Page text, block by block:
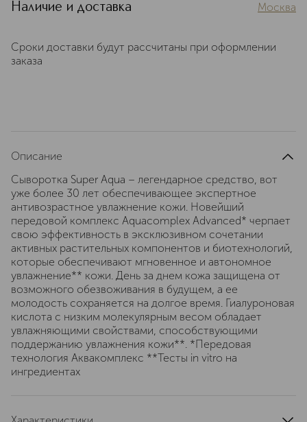
Наличие и доставка Москва
Сроки доставки будут рассчитаны при оформлении
заказа
Описание
Сыворотка Super Aqua – легендарное средство, вот
уже более 30 лет обеспечивающее экспертное
антивозрастное увлажнение кожи. Новейший
передовой комплекс Aquacomplex Advanced* черпает
свою эффективность в эксклюзивном сочетании
активных растительных компонентов и биотехнологий,
которые обеспечивают мгновенное и автономное
увлажнение** кожи. День за днем кожа защищена от
возможного обезвоживания в будущем, а ее
молодость сохраняется на долгое время. Гиалуроновая
кислота с низким молекулярным весом обладает
увлажняющими свойствами, способствующими
поддержанию увлажнения кожи**. *Передовая
технология Аквакомплекс **Тесты in vitro на
ингредиентах